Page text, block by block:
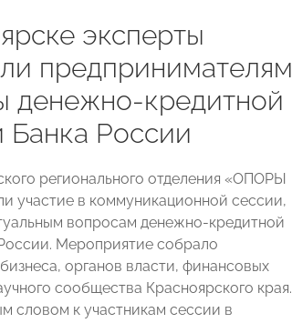
эксперты
предпринимателям
денежно-кредитной
Банка России
регионального отделения «ОПОРЫ
участие в коммуникационной сессии,
вопросам денежно-кредитной
Мероприятие собрало
органов власти, финансовых
сообщества Красноярского края.
словом к участникам сессии в